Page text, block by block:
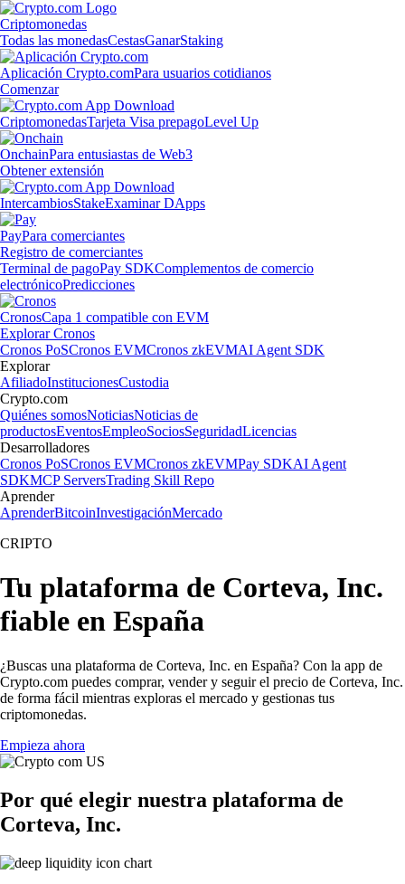
Criptomonedas
Todas las monedasCestasGanarStaking
Aplicación Crypto.comPara usuarios cotidianos
Comenzar
CriptomonedasTarjeta Visa prepagoLevel Up
OnchainPara entusiastas de Web3
Obtener extensión
IntercambiosStakeExaminar DApps
PayPara comerciantes
Registro de comerciantes
Terminal de pagoPay SDKComplementos de comercio
electrónicoPredicciones
CronosCapa 1 compatible con EVM
Explorar Cronos
Cronos PoSCronos EVMCronos zkEVMAI Agent SDK
Explorar
AfiliadoInstitucionesCustodia
Crypto.com
Quiénes somosNoticiasNoticias de
productosEventosEmpleoSociosSeguridadLicencias
Desarrolladores
Cronos PoSCronos EVMCronos zkEVMPay SDKAI Agent
SDKMCP ServersTrading Skill Repo
Aprender
AprenderBitcoinInvestigaciónMercado
CRIPTO
Tu plataforma de Corteva, Inc.
fiable en España
¿Buscas una plataforma de Corteva, Inc. en España? Con la app de
Crypto.com puedes comprar, vender y seguir el precio de Corteva, Inc.
de forma fácil mientras exploras el mercado y gestionas tus
criptomonedas.
Empieza ahora
Por qué elegir nuestra plataforma de
Corteva, Inc.